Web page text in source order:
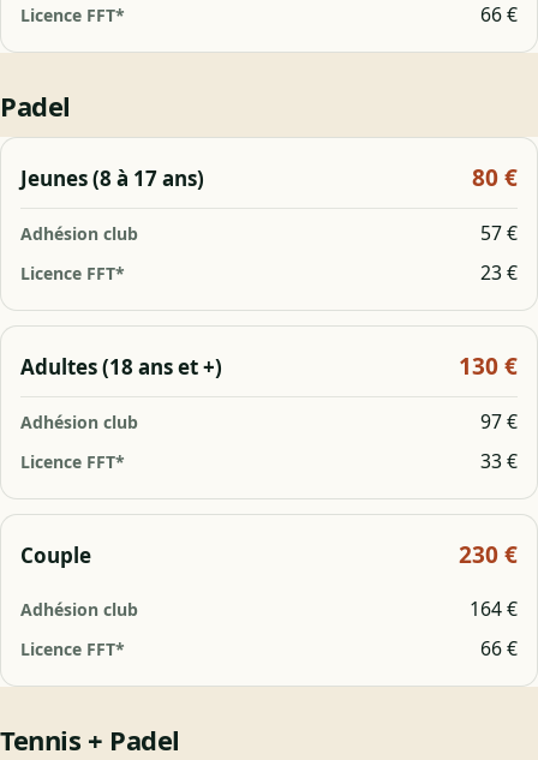
66 €
Padel
Jeunes (8 à 17 ans) 80 €
57 €
23 €
Adultes (18 ans et +) 130 €
97 €
33 €
Couple 230 €
164 €
66 €
Tennis + Padel